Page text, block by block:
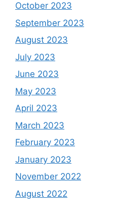
October 2023
September 2023
August 2023
July 2023
June 2023
May 2023
April 2023
March 2023
February 2023
January 2023
November 2022
August 2022